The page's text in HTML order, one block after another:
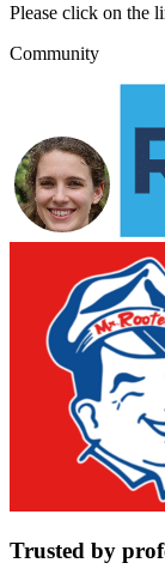
Please click on the
Community
Trusted by